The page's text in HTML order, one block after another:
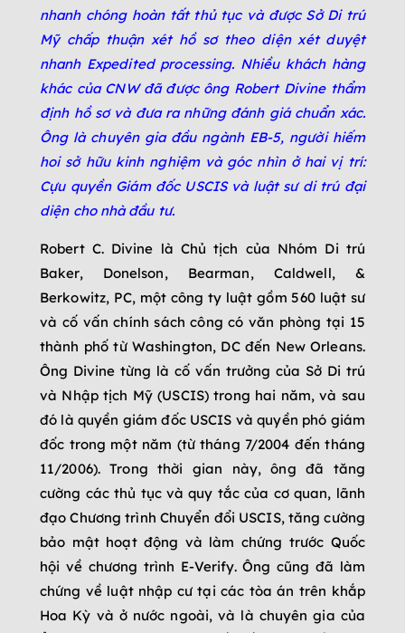
nhanh chóng hoàn tất thủ tục và được Sở Di trú
Mỹ chấp thuận xét hồ sơ theo diện xét duyệt
nhanh Expedited processing. Nhiều khách hàng
khác của CNW đã được ông Robert Divine thẩm
định hồ sơ và đưa ra những đánh giá chuẩn xác.
Ông là chuyên gia đầu ngành EB-5, người hiếm
hoi sở hữu kinh nghiệm và góc nhìn ở hai vị trí:
Cựu quyền Giám đốc USCIS và luật sư di trú đại
diện cho nhà đầu tư.
Robert C. Divine là Chủ tịch của Nhóm Di trú
Baker, Donelson, Bearman, Caldwell, &
Berkowitz, PC, một công ty luật gồm 560 luật sư
và cố vấn chính sách công có văn phòng tại 15
thành phố từ Washington, DC đến New Orleans.
Ông Divine từng là cố vấn trưởng của Sở Di trú
và Nhập tịch Mỹ (USCIS) trong hai năm, và sau
đó là quyền giám đốc USCIS và quyền phó giám
đốc trong một năm (từ tháng 7/2004 đến tháng
11/2006). Trong thời gian này, ông đã tăng
cường các thủ tục và quy tắc của cơ quan, lãnh
đạo Chương trình Chuyển đổi USCIS, tăng cường
bảo mật hoạt động và làm chứng trước Quốc
hội về chương trình E-Verify. Ông cũng đã làm
chứng về luật nhập cư tại các tòa án trên khắp
Hoa Kỳ và ở nước ngoài, và là chuyên gia của